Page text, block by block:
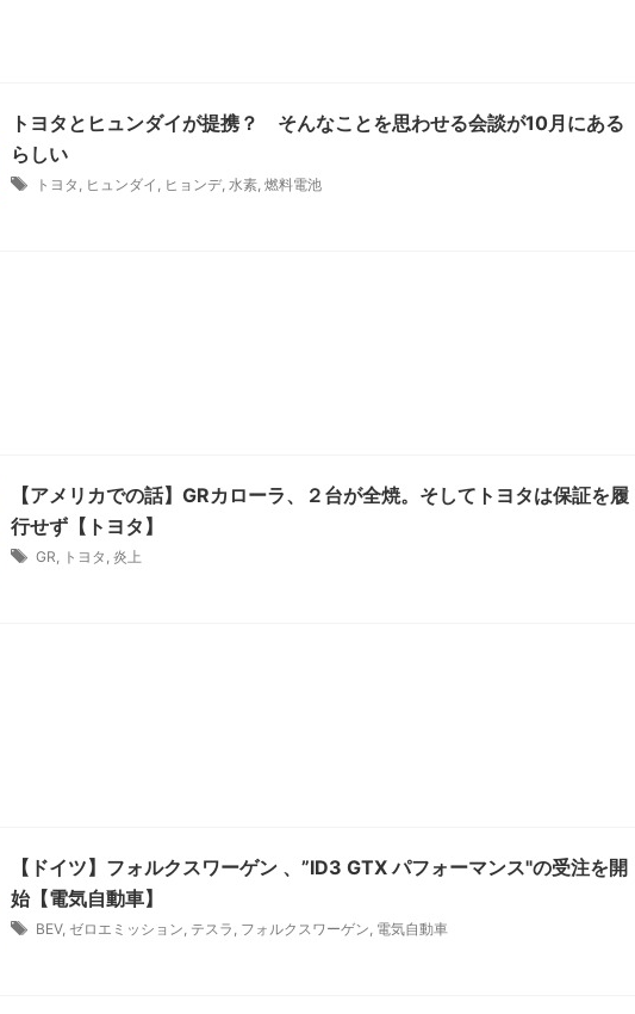
トヨタとヒュンダイが提携？ そんなことを思わせる会談が10月にある
らしい
トヨタ , ヒュンダイ , ヒョンデ, 水素, 燃料電池
【アメリカでの話】GRカローラ、２台が全焼。そしてトヨタは保証を履
行せず【トヨタ】
GR, トヨタ , 炎上
【ドイツ】フォルクスワーゲン 、”ID3 GTX パフォーマンス"の受注を開
始【電気自動車】
BEV, ゼロエミッション, テスラ , フォルクスワーゲン, 電気自動車